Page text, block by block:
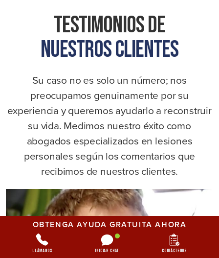
Testimonios De
Nuestros Clientes
Su caso no es solo un número; nos
preocupamos genuinamente por su
experiencia y queremos ayudarlo a reconstruir
su vida. Medimos nuestro éxito como
abogados especializados en lesiones
personales según los comentarios que
recibimos de nuestros clientes.
OBTENGA AYUDA GRATUITA AHORA
Llámanos Iniciar chat Contáctenos